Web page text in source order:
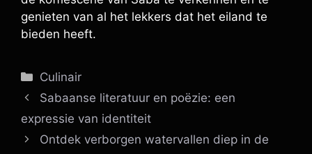
genieten van al het lekkers dat het eiland te
bieden heeft.
Categorieën
Culinair
Sabaanse literatuur en poëzie: een
expressie van identiteit
Ontdek verborgen watervallen diep in de